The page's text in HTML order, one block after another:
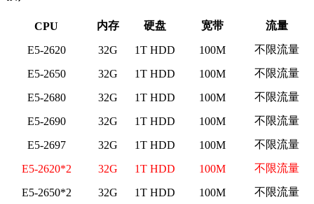
CPU 内存 硬盘 宽带 流量
E5-2620 32G 1T HDD 100M 不限流量
E5-2650 32G 1T HDD 100M 不限流量
E5-2680 32G 1T HDD 100M 不限流量
E5-2690 32G 1T HDD 100M 不限流量
E5-2697 32G 1T HDD 100M 不限流量
E5-2620*2 32G 1T HDD 100M 不限流量
E5-2650*2 32G 1T HDD 100M 不限流量